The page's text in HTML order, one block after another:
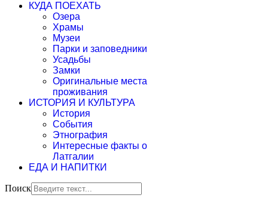
КУДА ПОЕХАТЬ
Озера
Храмы
Музеи
Парки и заповедники
Усадьбы
Замки
Оригинальные места
проживания
ИСТОРИЯ И КУЛЬТУРА
История
События
Этнография
Интересные факты о
Латгалии
ЕДА И НАПИТКИ
Поиск